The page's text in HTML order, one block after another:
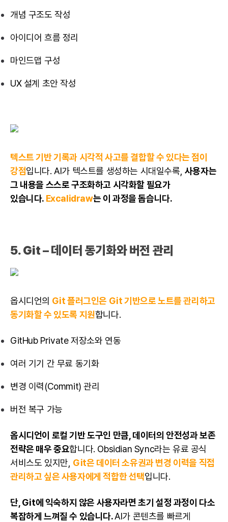
개념 구조도 작성
아이디어 흐름 정리
마인드맵 구성
UX 설계 초안 작성
텍스트 기반 기록과 시각적 사고를 결합할 수 있다는 점이
강점입니다. AI가 텍스트를 생성하는 시대일수록, 사용자는
그 내용을 스스로 구조화하고 시각화할 필요가
있습니다. Excalidraw는 이 과정을 돕습니다.
5.Git – 데이터 동기화와 버전 관리
옵시디언의 Git 플러그인은 Git 기반으로 노트를 관리하고
동기화할 수 있도록 지원합니다.
GitHub Private 저장소와 연동
여러 기기 간 무료 동기화
변경 이력(Commit) 관리
버전 복구 가능
옵시디언이 로컬 기반 도구인 만큼, 데이터의 안전성과 보존
전략은 매우 중요합니다. Obsidian Sync라는 유료 공식
서비스도 있지만, Git은 데이터 소유권과 변경 이력을 직접
관리하고 싶은 사용자에게 적합한 선택입니다.
단, Git에 익숙하지 않은 사용자라면 초기 설정 과정이 다소
복잡하게 느껴질 수 있습니다.AI가 콘텐츠를 빠르게